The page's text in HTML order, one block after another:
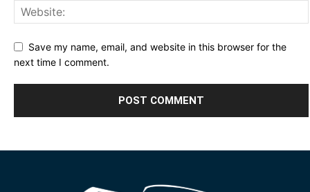
Save my name, email, and website in this browser for the
next time I comment.